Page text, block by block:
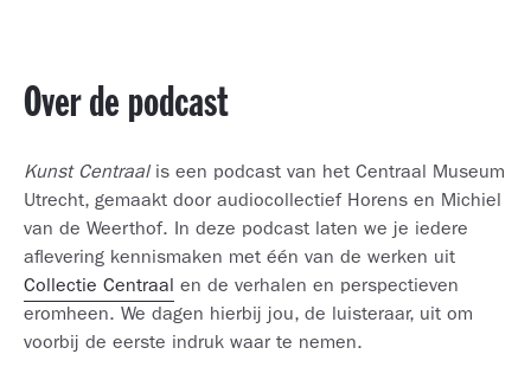
Over de podcast
Kunst Centraalis een podcast van het Centraal Museum
Utrecht, gemaakt door audiocollectief Horens en Michiel
van de Weerthof. In deze podcast laten we je iedere
aflevering kennismaken met één van de werken uit
Collectie Centraal en de verhalen en perspectieven
eromheen. We dagen hierbij jou, de luisteraar, uit om
voorbij de eerste indruk waar te nemen.